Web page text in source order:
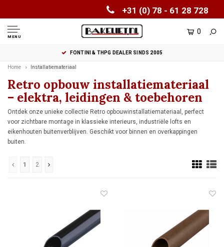
+31 (0) 78 - 61 28 728
MENU
0
FONTINI & THPG DEALER SINDS 2005
Home Installatiemateriaal
Retro opbouw installatiemateriaal
– elektra, leidingen & toebehoren
Ontdek onze unieke collectie Retro opbouwinstallatiemateriaal, perfect
voor zichtbare montage in klassieke interieurs, industriële lofts en
eikenhouten buitenverblijven. Geschikt voor binnen en overkappingen
buiten.
1 2